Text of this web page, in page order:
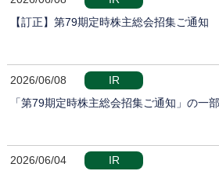
【訂正】第79期定時株主総会招集ご通知
2026/06/08
IR
「第79期定時株主総会招集ご通知」の一
2026/06/04
IR